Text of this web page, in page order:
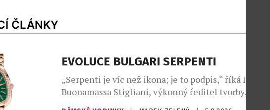
ČLÁNKY
EVOLUCE BULGARI SERPENTI
„Serpenti je víc než ikona; je to podpis,“ říká Fabrizio
Buonamassa Stigliani, výkonný ředitel tvorby
produktů Bvlgari. Had se svým mýtickým kouzlem